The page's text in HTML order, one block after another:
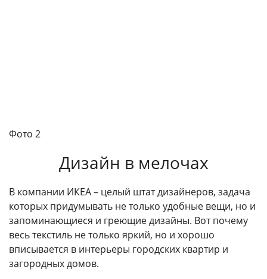
Фото 2
Дизайн в мелочах
В компании ИКЕА – целый штат дизайнеров, задача
которых придумывать не только удобные вещи, но и
запоминающиеся и греющие дизайны. Вот почему
весь текстиль не только яркий, но и хорошо
вписывается в интерьеры городских квартир и
загородных домов.